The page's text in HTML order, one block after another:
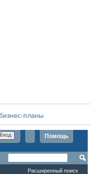
планы
Помощь
Расширенный поиск